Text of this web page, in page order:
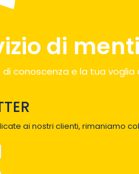
di
conoscenza e la tua voglia
ai nostri clienti, rimaniamo